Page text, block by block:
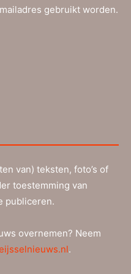
gebruikt worden.
van) teksten, foto’s of
toestemming van
publiceren.
overnemen? Neem
.